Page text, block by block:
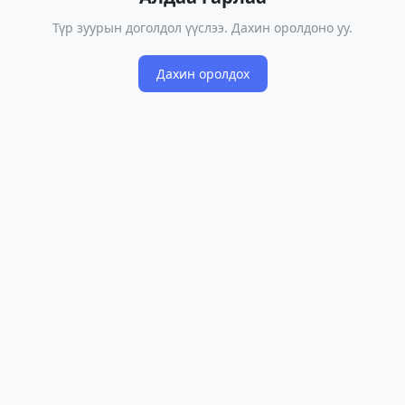
Түр зуурын доголдол үүслээ. Дахин оролдоно уу.
Дахин оролдох